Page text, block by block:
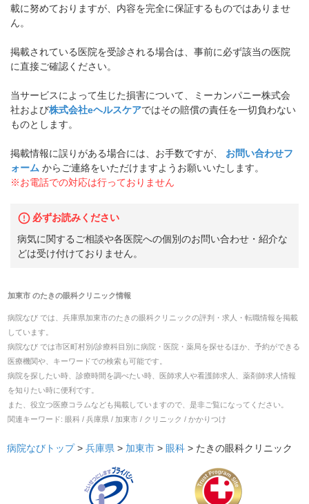
載に努めておりますが、内容を完全に保証するものではありませ
ん。
掲載されている医院を受診される場合は、事前に必ず該当の医院
に直接ご確認ください。
当サービスによって生じた損害について、ミーカンパニー株式会
社および株式会社eヘルスケアではその賠償の責任を一切負わない
ものとします。
掲載情報に誤りがある場合には、お手数ですが、
お問い合わせフ
ォーム からご連絡をいただけますようお願いいたします。
※お電話での対応は行っておりません
必ずお読みください
病気に関するご相談や各医院への個別のお問い合わせ・紹介な
どは受け付けておりません。
加東市のたきの眼科クリニック情報
病院なび では、 兵庫県加東市のたきの眼科クリニックの評判・求人・転職情報を掲載
しています。
病院なび では市区町村別/診療科目別に病院・医院・薬局を探せるほか、予約ができる
医療機関や、キーワードでの検索も可能です。
病院を探したい時、診療時間を調べたい時、医師求人や看護師求人、薬剤師求人情報
を知りたい時に便利です。
また、役立つ医療コラムなども掲載していますので、是非ご覧になってください。
関連キーワード: 眼科 / 兵庫県 / 加東市 / クリニック / かかりつけ
病院なびトップ > 兵庫県 > 加東市 > 眼科 > たきの眼科クリニック